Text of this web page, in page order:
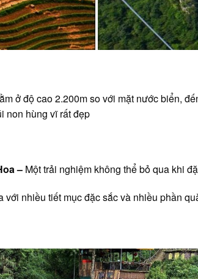
ở độ cao 2.200m so với mặt nước biển,
non hùng vĩ rất đẹp
– Một trải nghiệm không thể bỏ qua khi
nhiều tiết mục đặc sắc và nhiều phần